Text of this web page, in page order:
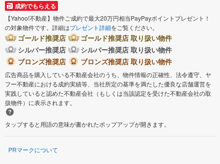
成約でもらえる
【Yahoo!不動産】物件ご成約で最大20万円相当PayPayポイントプレゼント！
の対象物件です。詳細はプレゼント詳細をご覧ください。
ゴールド推奨店
ゴールド推奨店 取り扱い物件
シルバー推奨店
シルバー推奨店 取り扱い物件
ブロンズ推奨店
ブロンズ推奨店 取り扱い物件
広告商品を購入している不動産会社のうち、物件情報の正確性、法令遵守、ヤ
フー不動産における成約実績等、当社所定の基準を満たした優良な店舗運営を
実践していると認めた不動産会社（もしくは当該認定を受けた不動産会社の取
扱物件）に表示されます。
タップすると用語の意味が書かれたポップアップが開きます。
PRマークについて